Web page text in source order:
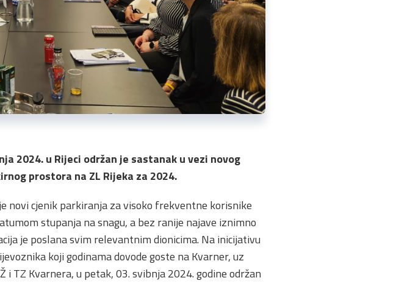
2024. u Rijeci održan je sastanak u vezi novog
prostora na ZL Rijeka za 2024.
novi cjenik parkiranja za visoko frekventne korisnike
stupanja na snagu, a bez ranije najave iznimno
je poslana svim relevantnim dionicima. Na inicijativu
koji godinama dovode goste na Kvarner, uz
TZ Kvarnera, u petak, 03. svibnja 2024. godine održan